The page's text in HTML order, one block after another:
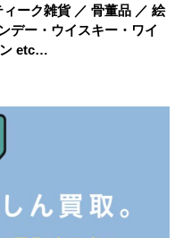
ーク雑貨 ／ 骨董品 ／ 絵
デー・ウイスキー・ワイ
etc…